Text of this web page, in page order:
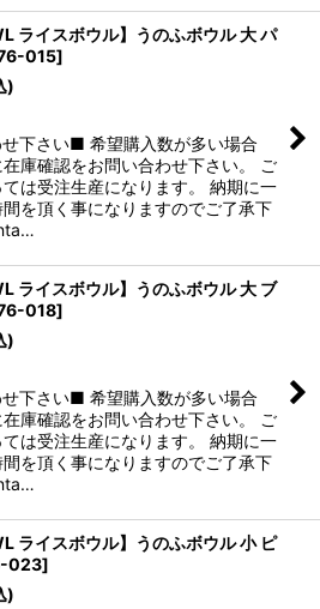
ライスボウル】うのふボウル 大 パ
015]
)
下さい■ 希望購入数が多い場合
庫確認をお問い合わせ下さい。 ご
は受注生産になります。 納期に一
を頂く事になりますのでご了承下
ライスボウル】うのふボウル 大 ブ
018]
)
下さい■ 希望購入数が多い場合
庫確認をお問い合わせ下さい。 ご
は受注生産になります。 納期に一
を頂く事になりますのでご了承下
ライスボウル】うのふボウル 小 ピ
023]
)